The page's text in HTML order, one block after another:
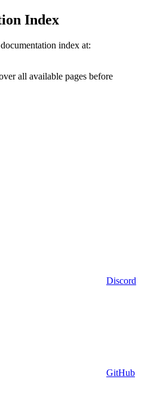
Index
index at:
all available pages before
Discord
GitHub